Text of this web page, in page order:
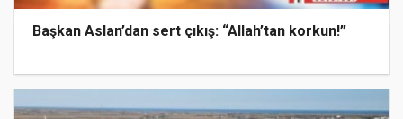
Başkan Aslan’dan sert çıkış: “Allah’tan korkun!”